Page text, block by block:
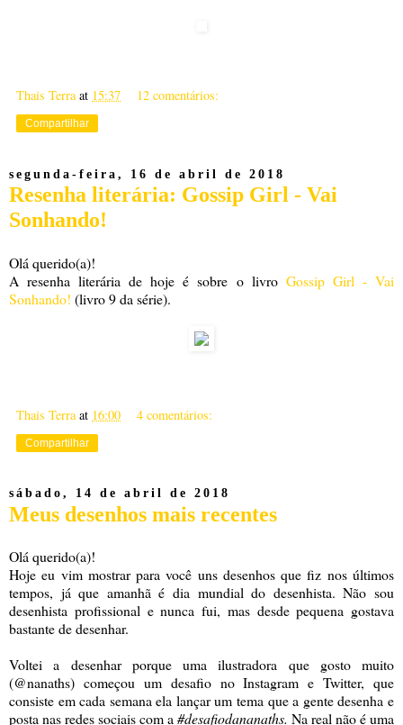
Thais Terra at 15:37 12 comentários:
Compartilhar
segunda-feira, 16 de abril de 2018
Resenha literária: Gossip Girl - Vai
Sonhando!
Olá querido(a)!
A resenha literária de hoje é sobre o livro Gossip Girl - Vai
Sonhando! (livro 9 da série).
Thais Terra at 16:00 4 comentários:
Compartilhar
sábado, 14 de abril de 2018
Meus desenhos mais recentes
Olá querido(a)!
Hoje eu vim mostrar para você uns desenhos que fiz nos últimos
tempos, já que amanhã é dia mundial do desenhista. Não sou
desenhista profissional e nunca fui, mas desde pequena gostava
bastante de desenhar.
Voltei a desenhar porque uma ilustradora que gosto muito
(@nanaths) começou um desafio no Instagram e Twitter, que
consiste em cada semana ela lançar um tema que a gente desenha e
posta nas redes sociais com a#desafiodananaths. Na real não é uma